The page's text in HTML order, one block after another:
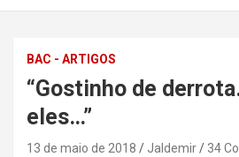
BAC - ARTIGOS
“Gostinho de
eles…”
13 de maio de 2018 Jaldemir 34